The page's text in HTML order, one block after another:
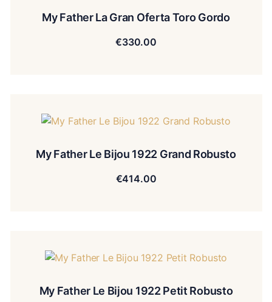
My Father La Gran Oferta Toro Gordo
€330.00
My Father Le Bijou 1922 Grand Robusto
€414.00
My Father Le Bijou 1922 Petit Robusto